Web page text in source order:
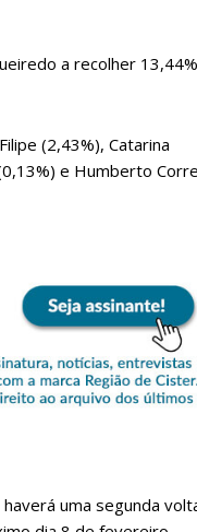
nos a manter este
exclusivos e versões
desejado:
a recolher
(2,43%), Catarina
e Humberto
uma segunda